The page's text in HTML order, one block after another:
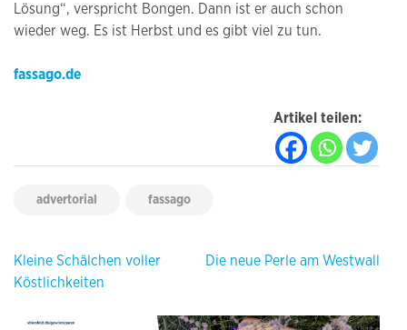
Lösung“, verspricht Bongen. Dann ist er auch schon
wieder weg. Es ist Herbst und es gibt viel zu tun.
fassago.de
Artikel teilen:
advertorial fassago
Beitragsnavigation
Kleine Schälchen voller
Köstlichkeiten
Die neue Perle am Westwall